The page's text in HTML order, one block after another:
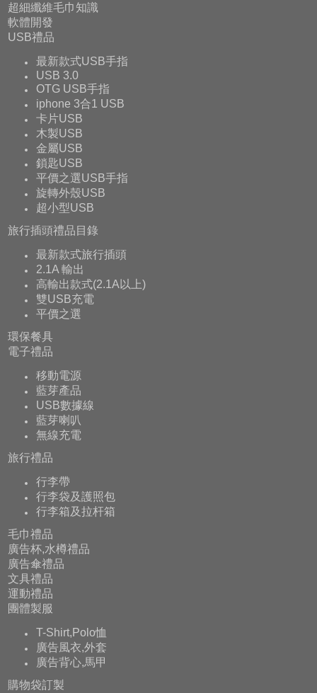
超細纖維毛巾知識
軟體開發
USB禮品
最新款式USB手指
USB 3.0
OTG USB手指
iphone 3合1 USB
卡片USB
木製USB
金屬USB
鎖匙USB
平價之選USB手指
旋轉外殼USB
超小型USB
旅行插頭禮品目錄
最新款式旅行插頭
2.1A 輸出
高輸出款式(2.1A以上)
雙USB充電
平價之選
環保餐具
電子禮品
移動電源
藍芽產品
USB數據線
藍芽喇叭
無線充電
旅行禮品
行李帶
行李袋及護照包
行李箱及拉杆箱
毛巾禮品
廣告杯,水樽禮品
廣告傘禮品
文具禮品
運動禮品
團體製服
T-Shirt,Polo恤
廣告風衣,外套
廣告背心,馬甲
購物袋訂製